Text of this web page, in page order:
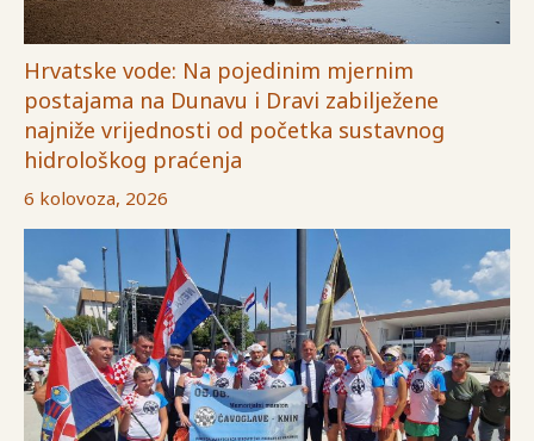
Hrvatske vode: Na pojedinim mjernim
postajama na Dunavu i Dravi zabilježene
najniže vrijednosti od početka sustavnog
hidrološkog praćenja
6 kolovoza, 2026